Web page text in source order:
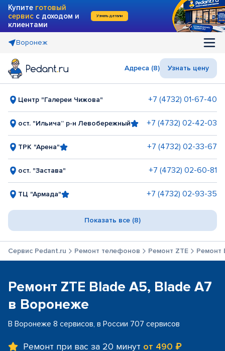
Купите готовый
сервис с доходом и
клиентами
Узнать детали
Воронеж
Адреса (8) Узнать цену
Центр "Галереи Чижова" +7 (4732) 01-67-40
ост. "Ильича” р-н Левобережный +7 (4732) 02-42-03
ТРК "Арена" +7 (4732) 02-33-67
ост. "Застава" +7 (4732) 02-60-81
ТЦ "Армада" +7 (4732) 02-93-35
Показать все (8)
Сервис Pedant.ru Ремонт телефонов Ремонт ZTE Ремонт
Ремонт ZTE Blade A5, Blade A7
в Воронеже
В Воронеже 8 сервисов, в России 707 сервисов
Ремонт при вас за 20 минут от 490 ₽